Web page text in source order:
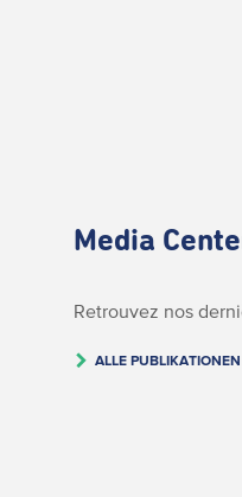
Media
Retrouvez nos
ALLE